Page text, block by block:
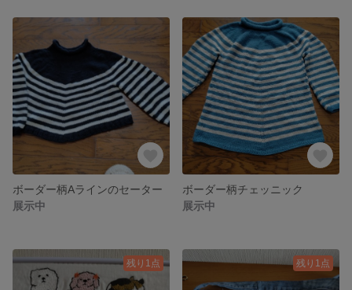
ボーダー柄Aラインのセーター
展示中
ボーダー柄チェッニック
展示中
残り1点 残り1点